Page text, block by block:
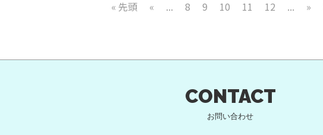
« 先頭 « ... 8 9 10 11 12 ... »
CONTACT
お問い合わせ